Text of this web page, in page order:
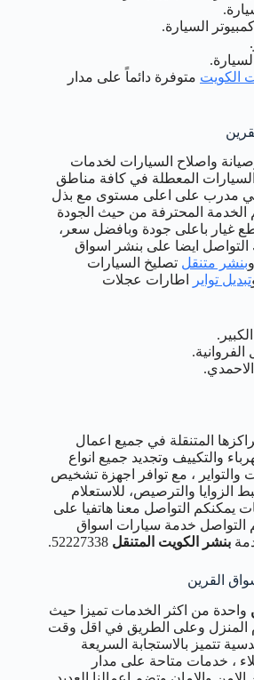
السيارة.
الكويت متوفرة دائماً على مدار
واصلاح السيارات لخدمات
السيارات المعطلة في كافة مناطق
مدرب على اعلى مستوى مع بذل
الخدمة المحترفة من حيث الجودة
غيار باعلى جودة وبافضل سعر،
التواصل ايضا على بنشر اسواق
بنشر متنقل تصليخ السيارات
تبديل تواير
اطارات عجلات
المتنقلة في جميع اعمال
والتكييف وتجديد جميع انواع
والتواير ، مع توافر اجهزة تشخيص
الزوايا والترصيص، للاستعلام
يمكنكم التواصل معنا هاتفيا على
التواصل خدمة سيارات اسواق
بنشر الكويت المتنقل
القرين
واحدة من اكثر الخدمات تميزا حيث
المنزل وعلى الطريق في اقل وقت
تتميز بالاستجابة السريعة
، خدمات متاحة على مدار